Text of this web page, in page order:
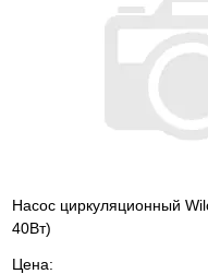
Насос циркуляционный
40Вт)
Цена: